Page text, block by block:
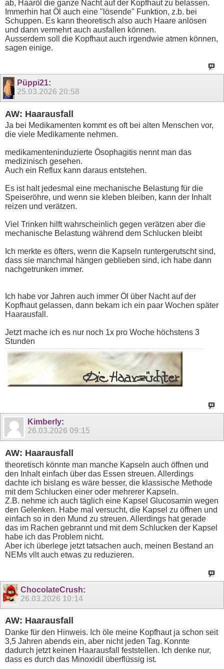
ab, Haaröl die ganze Nacht auf der Kopfhaut zu belassen.
Immerhin hat Öl auch eine "lösende" Funktion, z.b. bei
Schuppen. Es kann theoretisch also auch Haare anlösen
und dann vermehrt auch ausfallen können.
Ausserdem soll die Kopfhaut auch irgendwie atmen können,
sagen einige.
Püppi21:
25.03.2026 20:58
AW: Haarausfall
Ja bei Medikamenten kommt es oft bei alten Menschen vor,
die viele Medikamente nehmen.
medikamenteninduzierte Ösophagitis nennt man das
medizinisch gesehen.
Auch ein Reflux kann daraus entstehen.
Es ist halt jedesmal eine mechanische Belastung für die
Speiseröhre, und wenn sie kleben bleiben, kann der Inhalt
reizen und verätzen.
Viel Trinken hilft wahrscheinlich gegen verätzen aber die
mechanische Belastung während dem Schlucken bleibt
Ich merkte es öfters, wenn die Kapseln runtergerutscht sind,
dass sie manchmal hängen geblieben sind, ich habe dann
nachgetrunken immer.
Ich habe vor Jahren auch immer Öl über Nacht auf der
Kopfhaut gelassen, dann bekam ich ein paar Wochen später
Haarausfall.
Jetzt mache ich es nur noch 1x pro Woche höchstens 3
Stunden
Kimberly:
26.03.2026 09:15
AW: Haarausfall
theoretisch könnte man manche Kapseln auch öffnen und
den Inhalt einfach über das Essen streuen. Allerdings
dachte ich bislang es wäre besser, die klassische Methode
mit dem Schlucken einer oder mehrerer Kapseln.
Z.B. nehme ich auch täglich eine Kapsel Glucosamin wegen
den Gelenken. Habe mal versucht, die Kapsel zu öffnen und
einfach so in den Mund zu streuen. Allerdings hat gerade
das im Rachen gebrannt und mit dem Schlucken der Kapsel
habe ich das Problem nicht.
Aber ich überlege jetzt tatsachen auch, meinen Bestand an
NEMs vllt auch etwas zu reduzieren.
ChocolateCrush:
26.03.2026 10:14
AW: Haarausfall
Danke für den Hinweis. Ich öle meine Kopfhaut ja schon seit
3,5 Jahren abends ein, aber nicht jeden Tag. Konnte
dadurch jetzt keinen Haarausfall feststellen. Ich denke nur,
dass es durch das Minoxidil überflüssig ist.